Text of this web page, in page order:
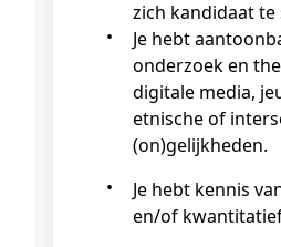
zich kandidaat te
Je hebt aantoonbare kennis van
onderzoek en
digitale media,
etnische of
(on)gelijkheden.
Je hebt kennis van kwalitatief
en/of